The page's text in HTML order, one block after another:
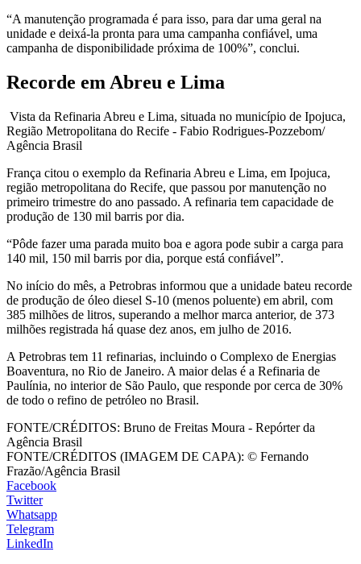
“A manutenção programada é para isso, para dar uma geral na
unidade e deixá-la pronta para uma campanha confiável, uma
campanha de disponibilidade próxima de 100%”, conclui.
Recorde em Abreu e Lima
Vista da Refinaria Abreu e Lima, situada no município de Ipojuca,
Região Metropolitana do Recife - Fabio Rodrigues-Pozzebom/
Agência Brasil
França citou o exemplo da Refinaria Abreu e Lima, em Ipojuca,
região metropolitana do Recife, que passou por manutenção no
primeiro trimestre do ano passado. A refinaria tem capacidade de
produção de 130 mil barris por dia.
“Pôde fazer uma parada muito boa e agora pode subir a carga para
140 mil, 150 mil barris por dia, porque está confiável”.
No início do mês, a Petrobras informou que a unidade bateu recorde
de produção de óleo diesel S-10 (menos poluente) em abril, com
385 milhões de litros, superando a melhor marca anterior, de 373
milhões registrada há quase dez anos, em julho de 2016.
A Petrobras tem 11 refinarias, incluindo o Complexo de Energias
Boaventura, no Rio de Janeiro. A maior delas é a Refinaria de
Paulínia, no interior de São Paulo, que responde por cerca de 30%
de todo o refino de petróleo no Brasil.
FONTE/CRÉDITOS: Bruno de Freitas Moura - Repórter da
Agência Brasil
FONTE/CRÉDITOS (IMAGEM DE CAPA): © Fernando
Frazão/Agência Brasil
Facebook
Twitter
Whatsapp
Telegram
LinkedIn